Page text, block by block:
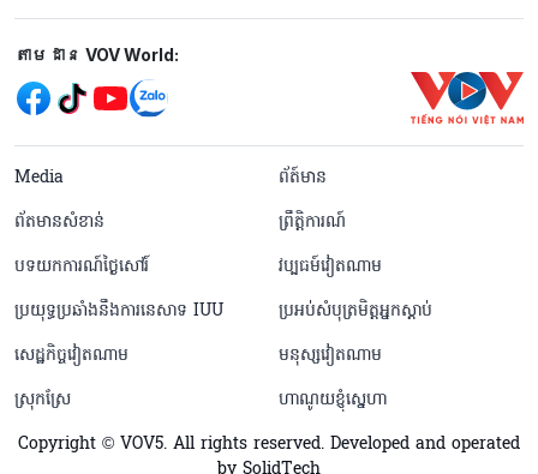
Mạng xã hội
តាមដាន VOV World:
menu footer tiếng Khmer
Media
ព័ត៍មាន
ព័តមានសំខាន់
ព្រឹត្តិការណ៍
បទយកការណ៍ថ្ងៃសៅរ៍
វប្បធម៍វៀតណាម
ប្រយុទ្ធប្រឆាំងនឹងការនេសាទ IUU
ប្រអប់សំបុត្រមិត្តអ្នកស្តាប់
សេដ្ឋកិច្ចវៀតណាម
មនុស្សវៀតណាម
ស្រុកស្រែ
ហាណូយខ្ញុំស្នេហា
Copyright © VOV5. All rights reserved. Developed and operated